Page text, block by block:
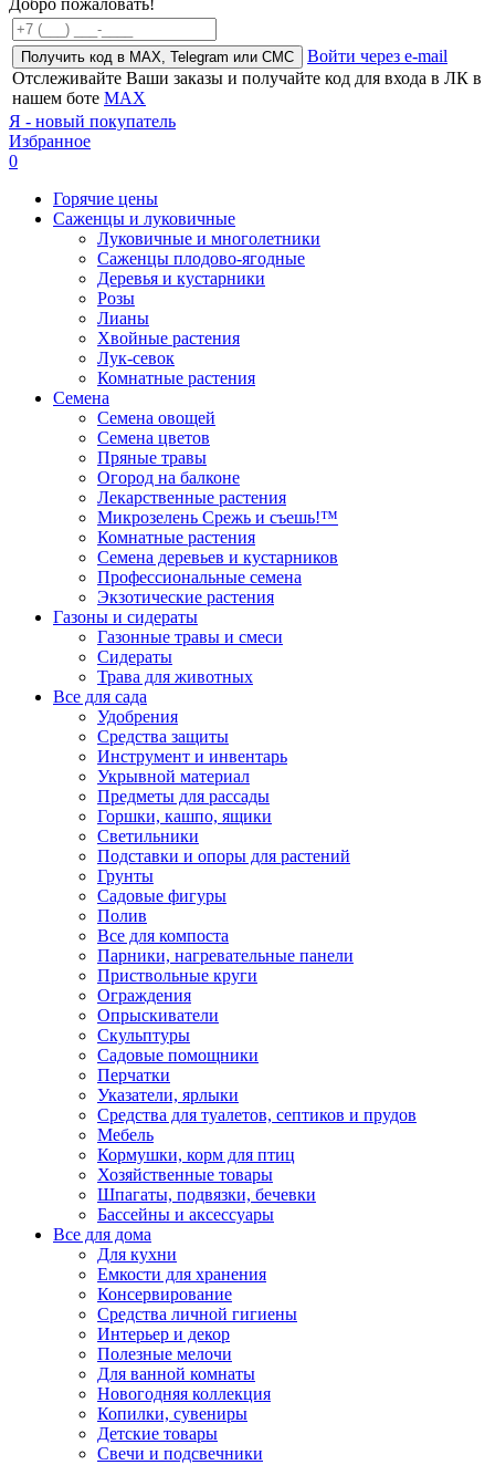
Добро пожаловать!
Получить код в MAX, Telegram или СМС
Войти через e-mail
Отслеживайте Ваши заказы и получайте код для входа в ЛК в
нашем боте MAX
Я - новый покупатель
Избранное
0
Горячие цены
Саженцы и луковичные
Луковичные и многолетники
Саженцы плодово-ягодные
Деревья и кустарники
Розы
Лианы
Хвойные растения
Лук-севок
Комнатные растения
Семена
Семена овощей
Семена цветов
Пряные травы
Огород на балконе
Лекарственные растения
Микрозелень Срежь и съешь!™
Комнатные растения
Семена деревьев и кустарников
Профессиональные семена
Экзотические растения
Газоны и сидераты
Газонные травы и смеси
Сидераты
Трава для животных
Все для сада
Удобрения
Средства защиты
Инструмент и инвентарь
Укрывной материал
Предметы для рассады
Горшки, кашпо, ящики
Светильники
Подставки и опоры для растений
Грунты
Садовые фигуры
Полив
Все для компоста
Парники, нагревательные панели
Приствольные круги
Ограждения
Опрыскиватели
Скульптуры
Садовые помощники
Перчатки
Указатели, ярлыки
Средства для туалетов, септиков и прудов
Мебель
Кормушки, корм для птиц
Хозяйственные товары
Шпагаты, подвязки, бечевки
Бассейны и аксессуары
Все для дома
Для кухни
Емкости для хранения
Консервирование
Средства личной гигиены
Интерьер и декор
Полезные мелочи
Для ванной комнаты
Новогодняя коллекция
Копилки, сувениры
Детские товары
Свечи и подсвечники